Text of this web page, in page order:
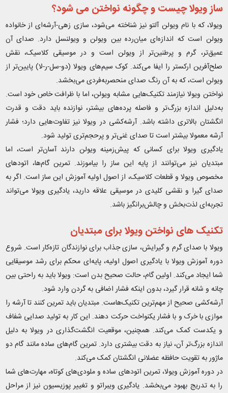
ساز ویولا چیست و چگونه نواختن می شود؟
ویولا، که با نام ویولن آلتو نیز شناخته می‌شود، سازی زهی-آرشه‌ای از خانواده
ویولن است که اندازه‌ای میان‌رده بین ویولن و ویولنسل دارد. صدای آن
عمیق‌تر، گرم و پرطنین‌تر از ویولن است و در موسیقی کلاسیک، نقش
صلح‌آفرین ارکستر را ایفا می‌کند. کوک سیم‌های ویولا (دو-سل-ر-لا) پایین‌تر از
ویولن است، که به آن رنگ صدای منحصر‌به‌فردی می‌بخشد.
نواختن ویولا نیازمند تکنیک‌هایی مشابه ویولن، اما با ظرافت خاص خود است.
به‌دلیل اندازه بزرگ‌تر و فاصله پرده‌های بیشتر، نوازنده باید دقت و قدرت
انگشتان بالاتری داشته باشد. آرشه‌کشی در ویولا نیز تفاوت‌هایی دارد؛ فشار
آرشه معمولا بیشتر است تا صدای غنی‌تر و پرحجم‌تری تولید شود.
یادگیری ویولا برای کسانی که پیش‌زمینه ویولن دارند آسان‌تر است، اما
مبتدیان نیز می‌توانند از پایه این ساز را بیاموزند. تمرین گام‌ها، اتودهای
مخصوص ویولا و قطعات کلاسیک، از اصول اولیه آموزش این ساز است. اگر به
صدای گیرا و نقشی کلیدی در موسیقی علاقه دارید، یادگیری ویولا می‌تواند
تجربه‌ای لذت‌بخش و چالش‌برانگیز باشد.
تکنیک های نواختن ویولا برای مبتدیان
ویولا با صدای گرم و گیرایش، سازی جذاب برای نوازندگان تازه‌کار است. شروع
دوره آموزش ویولا با یادگیری اصول اولیه، پایه‌ای محکم برای رشد موسیقایی
شما ایجاد می‌کند. اولین گام، حالت صحیح بدن است: ویولا باید به راحتی بین
چانه و شانه قرار گیرد، بدون اینکه فشار اضافی به گردن وارد شود.
آرشه‌کشی صحیح از مهم‌ترین تکنیک‌هاست. مبتدیان باید تمرین کنند تا آرشه را
موازی با خرک و با فشار یکنواخت حرکت دهند. این کار به تولید صدایی شفاف
و یکدست کمک می‌کند. همچنین، موقعیت انگشت‌گذاری در ویولا به دلیل
اندازه بزرگ‌تر آن، نیاز به دقت بیشتری دارد. تمرین گام‌های ساده مانند گام دو
ماژور به تقویت حافظه عضلانی انگشتان کمک می‌کند.
در دوره آموزش ویولا، تمرین اتودهای ساده و ملودی‌های کوتاه، مهارت‌های شما
را به تدریج بهبود می‌بخشد. یادگیری ویبراتو و تغییر پوزیسیون نیز از مراحل